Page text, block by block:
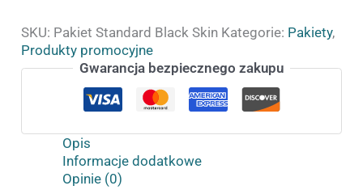
SKU: Pakiet Standard Black Skin Kategorie: Pakiety,
Produkty promocyjne
Gwarancja bezpiecznego zakupu
Opis
Informacje dodatkowe
Opinie (0)